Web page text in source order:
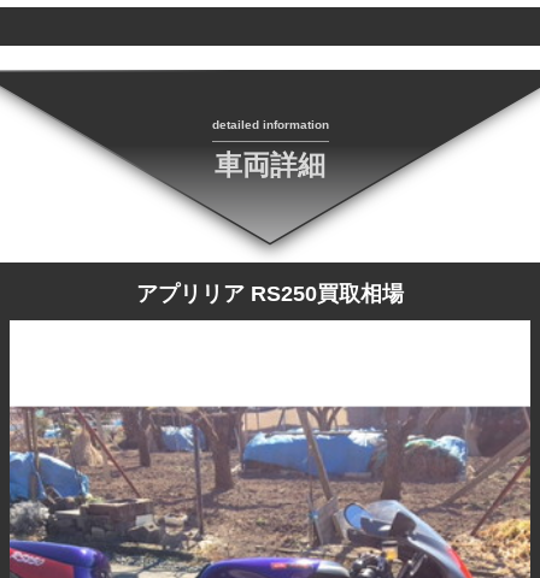
detailed information
車両詳細
アプリリア RS250買取相場